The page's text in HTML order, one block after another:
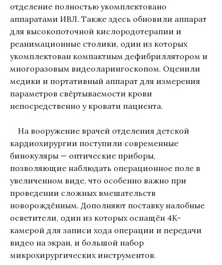
отделение полностью укомплектовано
аппаратами ИВЛ. Также здесь обновили аппарат
для высокопоточной кислородотерапии и
реанимационные столики, один из которых
укомплектован компактным дефибриллятором и
многоразовым видеоларингоскопом. Оценили
медики и портативный аппарат для измерения
параметров свёртываемости крови
непосредственно у кровати пациента.
На вооружение врачей отделения детской
кардиохирургии поступили современные
бинокуляры — оптические приборы,
позволяющие наблюдать операционное поле в
увеличенном виде, что особенно важно при
проведении сложных вмешательств
новорождённым. Дополняют поставку налобные
осветители, один из которых оснащён 4K-
камерой для записи хода операции и передачи
видео на экран, и большой набор
микрохирургических инструментов.